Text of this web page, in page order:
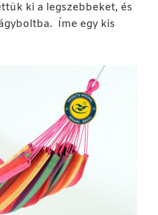
ki a legszebbeket, és
Íme egy kis